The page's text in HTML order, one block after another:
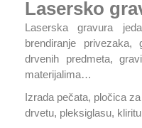
Lasersko
Laserska gravura
brendiranje privezaka,
drvenih predmeta,
materijalima…
Izrada pečata, pločica
drvetu, pleksiglasu,